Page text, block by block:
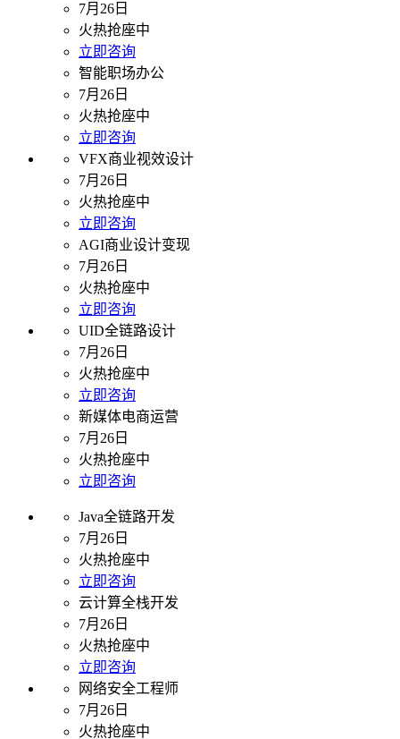
7月26日
火热抢座中
立即咨询
智能职场办公
7月26日
火热抢座中
立即咨询
VFX商业视效设计
7月26日
火热抢座中
立即咨询
AGI商业设计变现
7月26日
火热抢座中
立即咨询
UID全链路设计
7月26日
火热抢座中
立即咨询
新媒体电商运营
7月26日
火热抢座中
立即咨询
Java全链路开发
7月26日
火热抢座中
立即咨询
云计算全栈开发
7月26日
火热抢座中
立即咨询
网络安全工程师
7月26日
火热抢座中